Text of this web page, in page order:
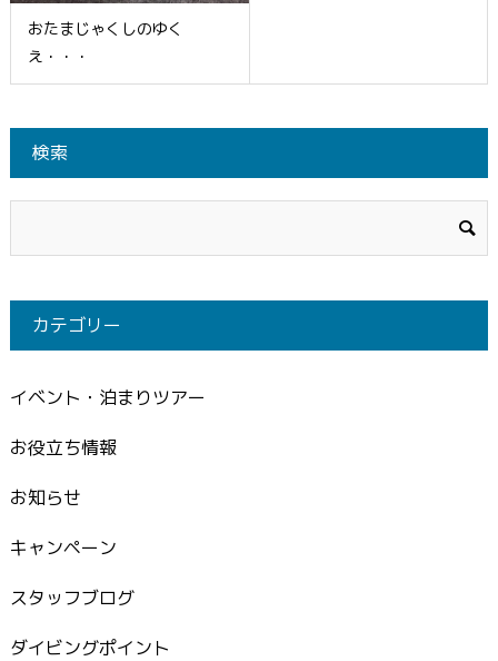
おたまじゃくしのゆく
え・・・
検索
カテゴリー
イベント・泊まりツアー
お役立ち情報
お知らせ
キャンペーン
スタッフブログ
ダイビングポイント